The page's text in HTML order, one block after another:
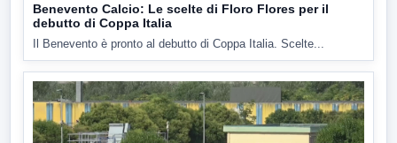
Benevento Calcio: Le scelte di Floro Flores per il
debutto di Coppa Italia
Il Benevento è pronto al debutto di Coppa Italia. Scelte...